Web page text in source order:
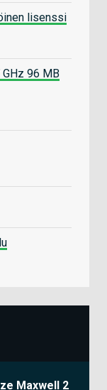
lisenssi
96 MB
Maxwell 2